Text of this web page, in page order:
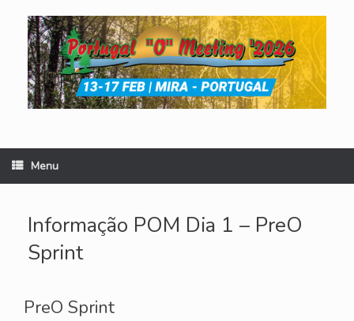
content
Menu
Informação POM Dia 1 – PreO
Sprint
PreO Sprint